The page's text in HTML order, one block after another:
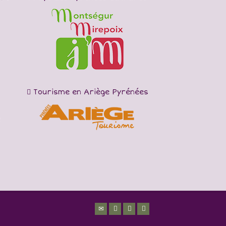
Tourisme en Ariège Pyrénées